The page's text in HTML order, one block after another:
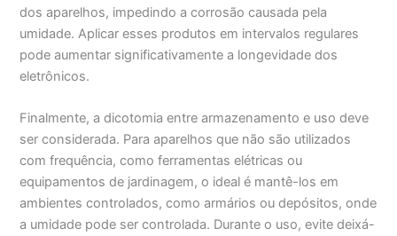
dos aparelhos, impedindo a corrosão causada pela
umidade. Aplicar esses produtos em intervalos regulares
pode aumentar significativamente a longevidade dos
eletrônicos.
Finalmente, a dicotomia entre armazenamento e uso deve
ser considerada. Para aparelhos que não são utilizados
com frequência, como ferramentas elétricas ou
equipamentos de jardinagem, o ideal é mantê-los em
ambientes controlados, como armários ou depósitos, onde
a umidade pode ser controlada. Durante o uso, evite deixá-